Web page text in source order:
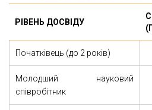
РІВЕНЬ ДОСВІДУ
Початківець (до 2 років)
Молодший науковий
співробітник